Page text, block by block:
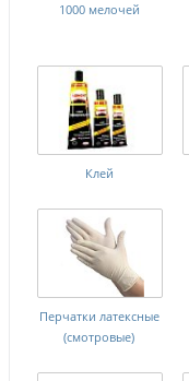
1000 мелочей
Клей
Перчатки латексные
(смотровые)